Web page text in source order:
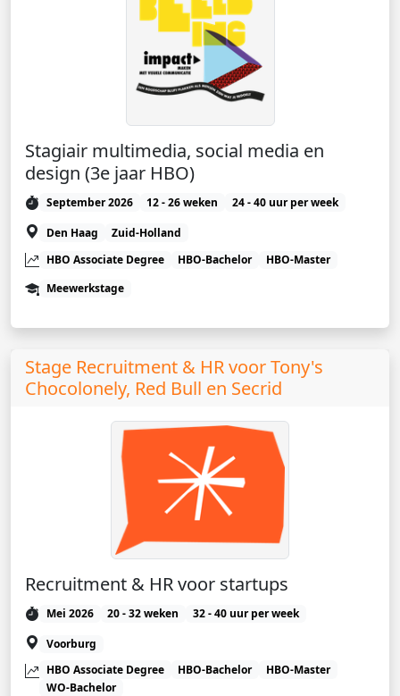
Stagiair multimedia, social media en
design (3e jaar HBO)
September 2026 12 - 26 weken
24 - 40 uur per week
Den Haag
Zuid-Holland
HBO Associate Degree
HBO-Bachelor
HBO-Master
Meewerkstage
Stage Recruitment & HR voor Tony's
Chocolonely, Red Bull en Secrid
Recruitment & HR voor startups
Mei 2026 20 - 32 weken
32 - 40 uur per week
Voorburg
HBO Associate Degree
HBO-Bachelor
HBO-Master
WO-Bachelor